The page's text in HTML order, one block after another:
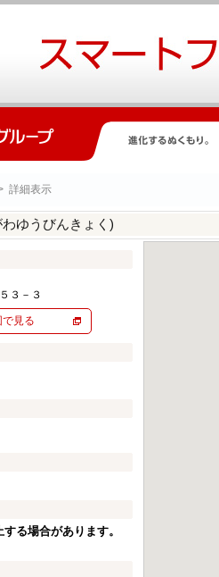
詳細表示
ゆうびんきょく)
３－３
見る
る場合があります。